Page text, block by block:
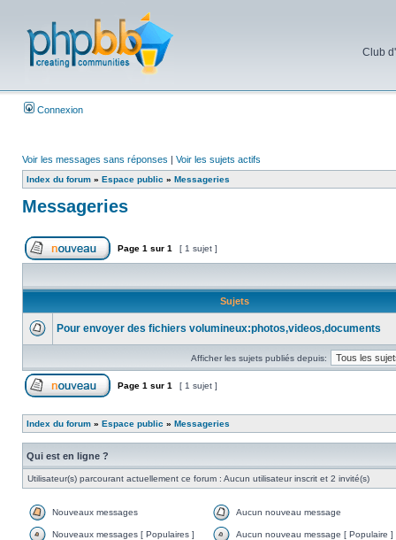
Club
Connexion
Voir les messages sans réponses | Voir les sujets actifs
Index du forum » Espace public » Messageries
Messageries
Page 1 sur 1 [ 1 sujet ]
Sujets
Pour envoyer des fichiers volumineux:photos,videos,documents
Afficher les sujets publiés depuis:
Page 1 sur 1 [ 1 sujet ]
Index du forum » Espace public » Messageries
Qui est en ligne ?
Utilisateur(s) parcourant actuellement ce forum : Aucun utilisateur inscrit et 2 invité(s)
Nouveaux messages Aucun nouveau message
Nouveaux messages [ Populaires ] Aucun nouveau message [ Populaire ]